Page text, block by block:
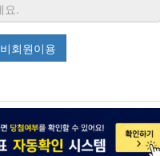
비회원이용